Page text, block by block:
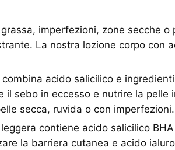
imperfezioni, zone secche o
La nostra lozione corpo con
acido salicilico e
il sebo in eccesso e nutrire la pelle
secca, ruvida o con imperfezioni.
contiene acido salicilico BHA
la barriera cutanea e acido